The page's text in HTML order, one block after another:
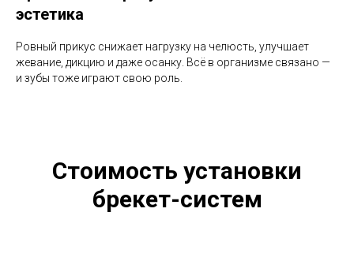
эстетика
Ровный прикус снижает нагрузку на челюсть, улучшает
жевание, дикцию и даже осанку. Всё в организме связано —
и зубы тоже играют свою роль.
Стоимость установки
брекет-систем